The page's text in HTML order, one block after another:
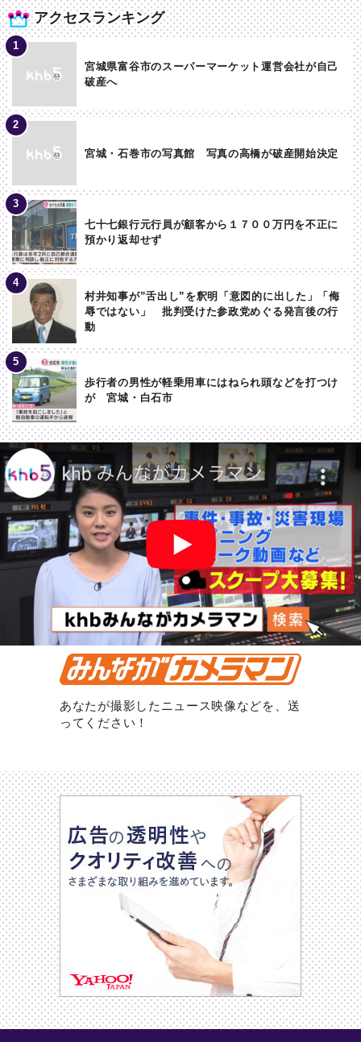
アクセスランキング
宮城県富谷市のスーパーマーケット運営会社が自己
破産へ
宮城・石巻市の写真館 写真の高橋が破産開始決定
七十七銀行元行員が顧客から１７００万円を不正に
預かり返却せず
村井知事が”舌出し”を釈明「意図的に出した」「侮
辱ではない」 批判受けた参政党めぐる発言後の行
動
歩行者の男性が軽乗用車にはねられ頭などを打つけ
が 宮城・白石市
あなたが撮影したニュース映像などを、送
ってください！